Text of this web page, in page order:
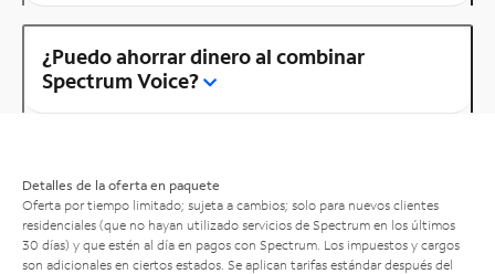
¿Puedo ahorrar dinero al combinar
Spectrum Voice?
Detalles de la oferta en paquete
Oferta por tiempo limitado; sujeta a cambios; solo para nuevos clientes
residenciales (que no hayan utilizado servicios de Spectrum en los últimos
30 días) y que estén al día en pagos con Spectrum. Los impuestos y cargos
son adicionales en ciertos estados. Se aplican tarifas estándar después del